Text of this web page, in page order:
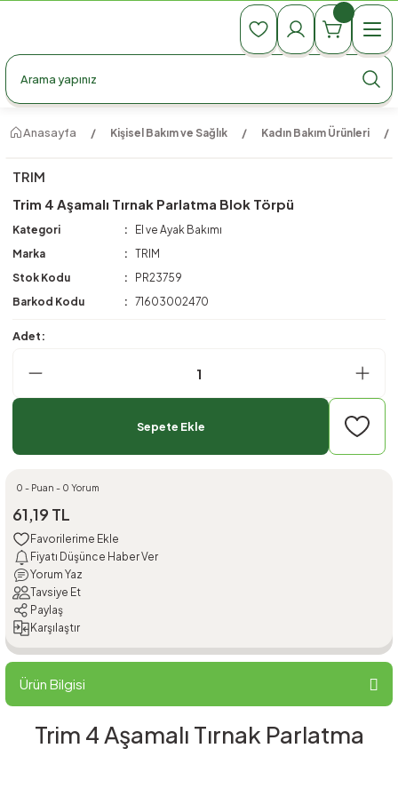
990 TL Üzeri Ücretsiz Kargo
990 TL Üzeri Ücretsiz Kargo
Anasayfa Kişisel Bakım ve Sağlık Kadın Bakım Ürünleri
TRIM
Trim 4 Aşamalı Tırnak Parlatma Blok Törpü
Kategori
El ve Ayak Bakımı
Marka
TRIM
Stok Kodu
PR23759
Barkod Kodu
71603002470
Adet:
Sepete Ekle
0 - Puan - 0 Yorum
61,19 TL
Fiyatı Düşünce Haber Ver
Yorum Yaz
Tavsiye Et
Paylaş
Karşılaştır
Ürün Bilgisi
Trim 4 Aşamalı Tırnak Parlatma